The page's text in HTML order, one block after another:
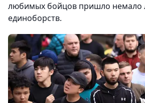
любимых бойцов пришло немало
единоборств.